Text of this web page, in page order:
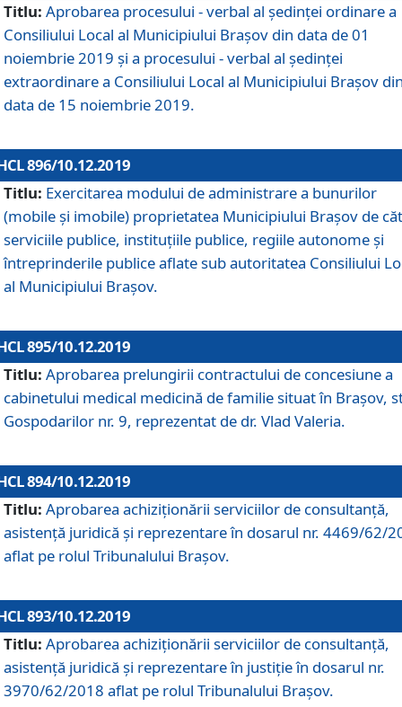
Titlu: Aprobarea procesului - verbal al şedinţei ordinare a
Consiliului Local al Municipiului Brașov din data de 01
noiembrie 2019 și a procesului - verbal al ședinței
extraordinare a Consiliului Local al Municipiului Brașov
data de 15 noiembrie 2019.
896/10.12.2019
Titlu: Exercitarea modului de administrare a bunurilor
(mobile și imobile) proprietatea Municipiului Brașov de
serviciile publice, instituțiile publice, regiile autonome și
întreprinderile publice aflate sub autoritatea Consiliului
al Municipiului Brașov.
895/10.12.2019
Titlu: Aprobarea prelungirii contractului de concesiune a
cabinetului medical medicină de familie situat în Braşov,
Gospodarilor nr. 9, reprezentat de dr. Vlad Valeria.
894/10.12.2019
Titlu: Aprobarea achiziţionării serviciilor de consultanţă,
asistenţă juridică şi reprezentare în dosarul nr. 4469/62/
aflat pe rolul Tribunalului Braşov.
893/10.12.2019
Titlu: Aprobarea achiziţionării serviciilor de consultanţă,
asistenţă juridică şi reprezentare în justiţie în dosarul nr.
3970/62/2018 aflat pe rolul Tribunalului Braşov.